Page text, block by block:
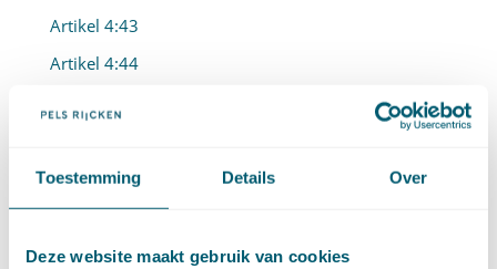
Toestemming Details Over
Deze website maakt gebruik van cookies
Artikel 4:43
Artikel 4:44
Artikel 4:47
4.2.6 Intrekking en wijziging (artt. 4:48-4:51)
Artikel 4:48